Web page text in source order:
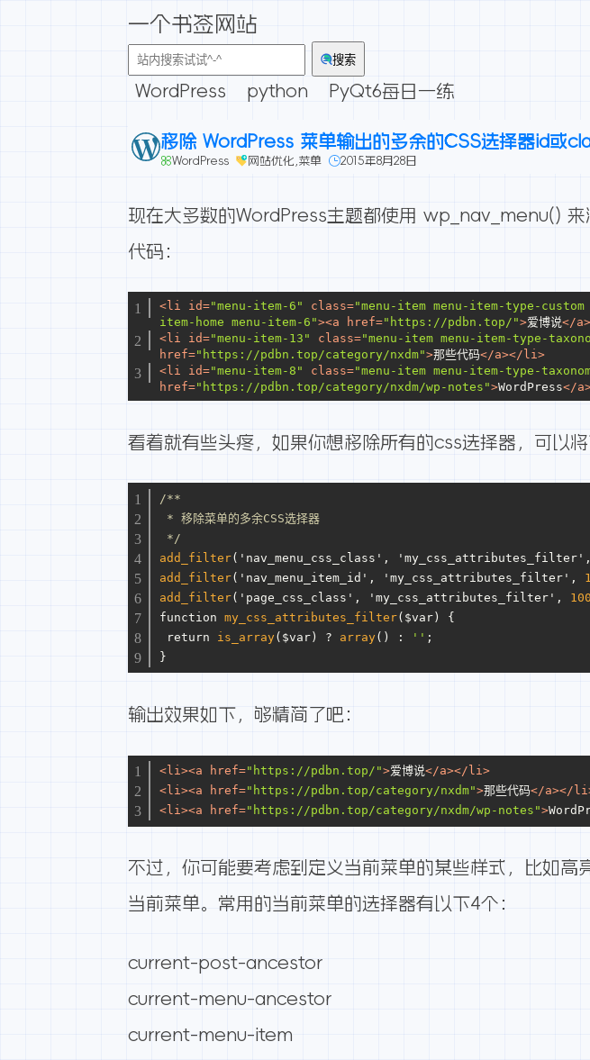
一个书签网站
搜索
WordPress python PyQt6每日一练
移除 WordPress 菜单输出的多余的CSS选择器id或
WordPress 网站优化 菜单 2015年8月28日
现在大多数的WordPress主题都使用wp_nav_menu() 来
代码：
<li id="menu-item-6" class="menu-item menu-item-type-
item-home menu-item-6"><a href="https://pdbn.top/">爱博说</a>
<li id="menu-item-13" class="menu-item menu-item-type-
href="https://pdbn.top/category/nxdm">那些代码</a></li >
<li id="menu-item-8" class="menu-item menu-item-type-
href="https://pdbn.top/category/nxdm/wp-notes">WordPress</a
看着就有些头疼，如果你想移除所有的css选择器，可以
/**
* 移除菜单的多余CSS选择器
*/
add_filter('nav_menu_css_class',
add_filter('nav_menu_item_id', 'my_css_attributes_filter',
add_filter('page_css_class', 'my_css_attributes_filter', 100
function my_css_attributes_filter($var) {
return is_array($var) ? array() : '' ;
}
输出效果如下，够精简了吧：
<li><a href="https://pdbn.top/">爱博说</a></ li>
<li><a href="https://pdbn.top/category/nxdm">那些代码</a></ li
<li><a href="https://pdbn.top/category/nxdm/wp-notes">
不过，你可能要考虑到定义当前菜单的某些样式，比如
当前菜单。常用的当前菜单的选择器有以下4个：
current-post-ancestor
current-menu-ancestor
current-menu-item